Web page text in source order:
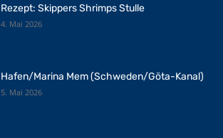
Rezept: Skippers Shrimps Stulle
4. Mai 2026
Hafen/Marina Mem (Schweden/Göta-Kanal)
5. Mai 2026